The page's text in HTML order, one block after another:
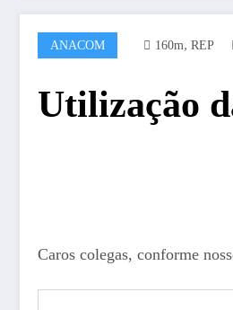
ANACOM 160m, REP
Utilização
Caros colegas, conforme